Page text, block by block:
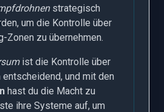
strategisch
um die Kontrolle über
Zonen zu übernehmen.
ist die Kontrolle über
und mit den
hast du die Macht zu
ihre Systeme auf, um